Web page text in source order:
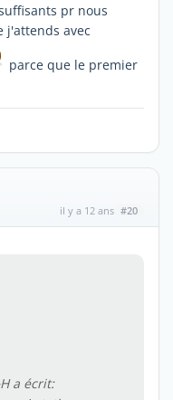
pr nous
j'attends avec
parce que le premier
il y a 12 ans #20
a écrit: